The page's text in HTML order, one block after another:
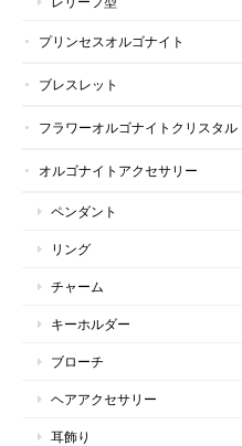
プリンセスオルゴナイト
ブレスレット
フラワーオルゴナイトクリスタル
オルゴナイトアクセサリー
ペンダント
リング
チャーム
キーホルダー
ブローチ
ヘアアクセサリー
耳飾り